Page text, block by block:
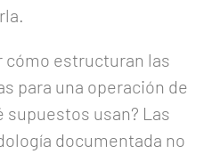
cómo estructuran las
para una operación de
usan? Las
documentada no